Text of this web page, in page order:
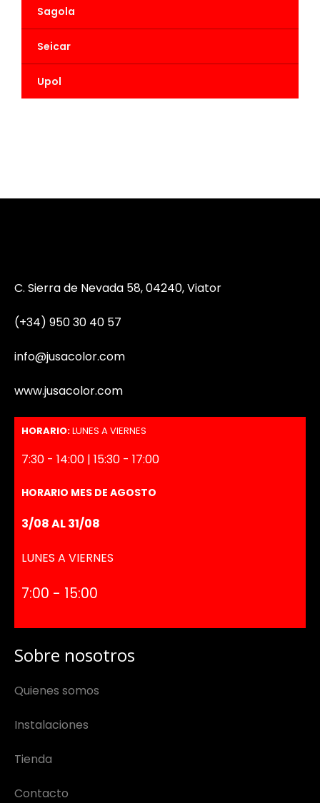
Sagola
Seicar
Upol
C. Sierra de Nevada 58, 04240, Viator
(+34) 950 30 40 57
info@jusacolor.com
www.jusacolor.com
HORARIO:LUNES A VIERNES
7:30 - 14:00 | 15:30 - 17:00
HORARIO MES DE AGOSTO
3/08 AL 31/08
LUNES A VIERNES
7:00 - 15:00
Sobre nosotros
Quienes somos
Instalaciones
Tienda
Contacto